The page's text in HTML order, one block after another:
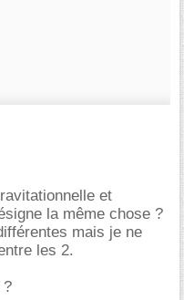
et
la même chose ?
mais je ne
les 2.
?